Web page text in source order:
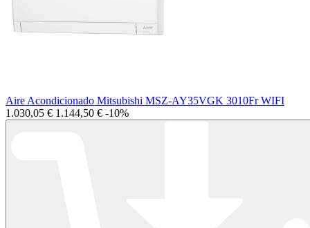
Aire Acondicionado Mitsubishi MSZ-AY35VGK 3010Fr WIFI
1.030,05 € 1.144,50 € -10%